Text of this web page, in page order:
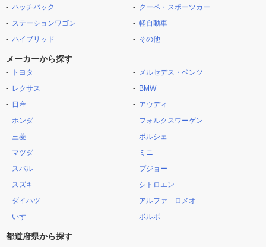
ハッチバック
ステーションワゴン
ハイブリッド
クーペ・スポーツカー
軽自動車
その他
メーカーから探す
トヨタ
レクサス
日産
ホンダ
三菱
マツダ
スバル
スズキ
ダイハツ
いすゞ
メルセデス・ベンツ
BMW
アウディ
フォルクスワーゲン
ポルシェ
ミニ
プジョー
シトロエン
アルファ ロメオ
ボルボ
都道府県から探す